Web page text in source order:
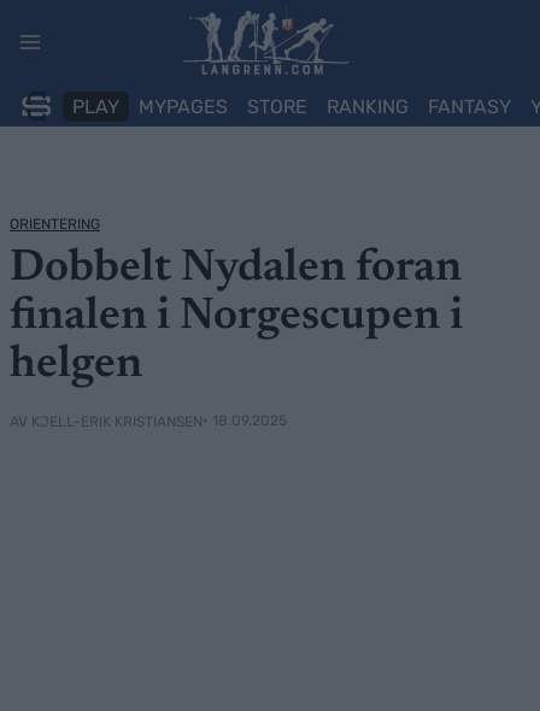
PLAY MYPAGES STORE RANKING FANTASY
ORIENTERING
Dobbelt Nydalen foran
finalen i Norgescupen i
helgen
AV KJELL-ERIK KRISTIANSEN• 18.09.2025